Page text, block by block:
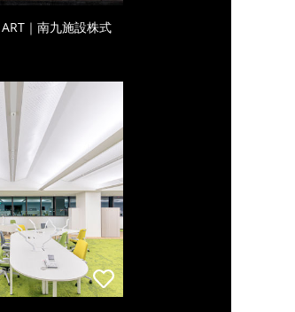
ART｜南九施設株式